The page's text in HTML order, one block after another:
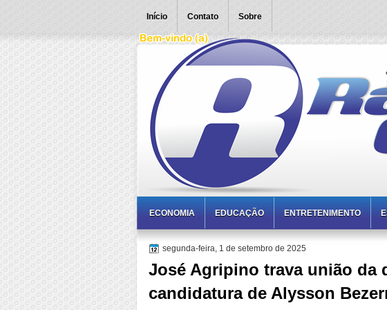
Início Contato Sobre
ECONOMIA EDUCAÇÃO ENTRETENIMENTO
segunda-feira, 1 de setembro de 2025
José Agripino trava união da
candidatura de Alysson